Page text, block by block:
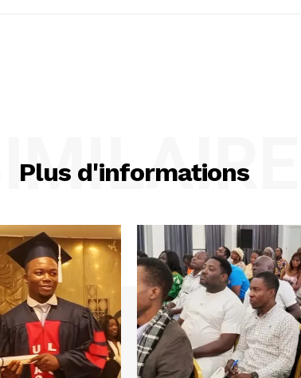
Plus d'informations
SIMILAIRE